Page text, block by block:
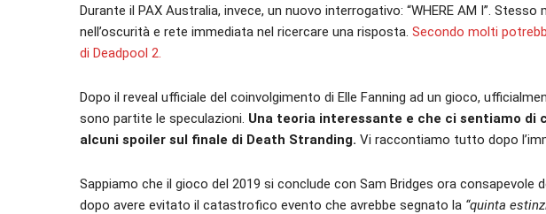
Durante il PAX Australia, invece, un nuovo interrogativo: “WHERE AM I”.
nell’oscurità e rete immediata nel ricercare una risposta. Secondo molti
di Deadpool 2.
Dopo il reveal ufficiale del coinvolgimento di Elle Fanning ad un gioco,
sono partite le speculazioni. Una teoria interessante e che ci sentiamo di
alcuni spoiler sul finale di Death Stranding. Vi raccontiamo tutto dopo
Sappiamo che il gioco del 2019 si conclude con Sam Bridges ora consapevole
dopo avere evitato il catastrofico evento che avrebbe segnato la “quinta